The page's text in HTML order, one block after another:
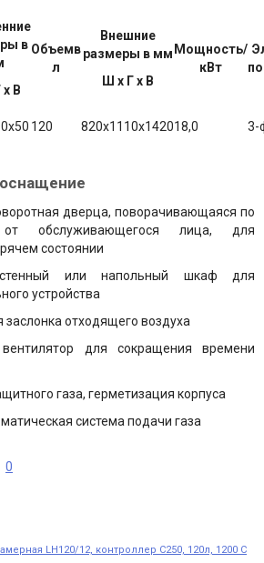
в
х В
Объемв
л
Внешние
размеры в мм
Ш х Г х В
Мощность/
кВт
120 820х1110х142018,0 3-
дверца, поворачивающаяся по
от обслуживающегося лица, для
состоянии
или напольный шкаф для
устройства
заслонка отходящего воздуха
для сокращения времени
газа, герметизация корпуса
система подачи газа
0
LH120/12, контроллер C250, 120л, 1200 С